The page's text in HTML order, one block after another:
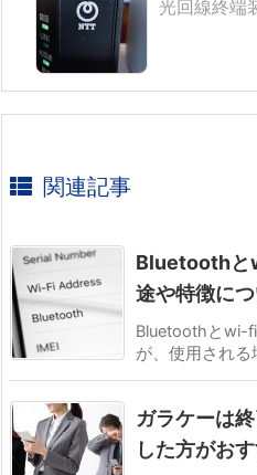
光回線終端
関連記事
Bluetoothと
途や特徴に
Bluetoothとwi-
が、使用される
ガラケーは
した方がお